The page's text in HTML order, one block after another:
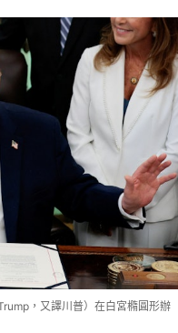
，又譯川普）在白宮橢圓形辦